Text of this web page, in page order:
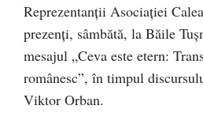
Reprezentanții Asociației
prezenți, sâmbătă, la Băile
mesajul „Ceva este etern:
românesc”, în timpul
Viktor Orban.